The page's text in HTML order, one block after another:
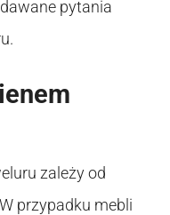
pytania
zależy od
przypadku mebli